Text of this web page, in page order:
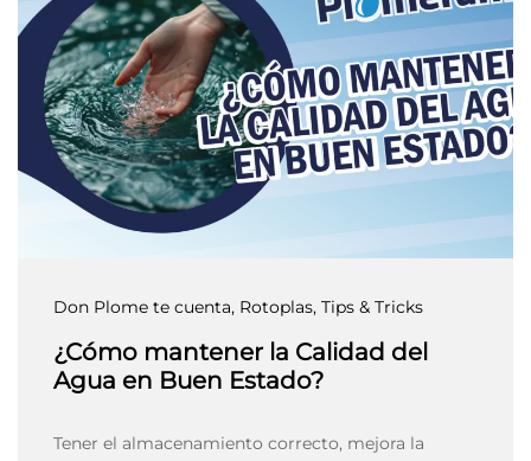
Don Plome te cuenta, Rotoplas, Tips & Tricks
¿Cómo mantener la Calidad del
Agua en Buen Estado?
Tener el almacenamiento correcto, mejora la